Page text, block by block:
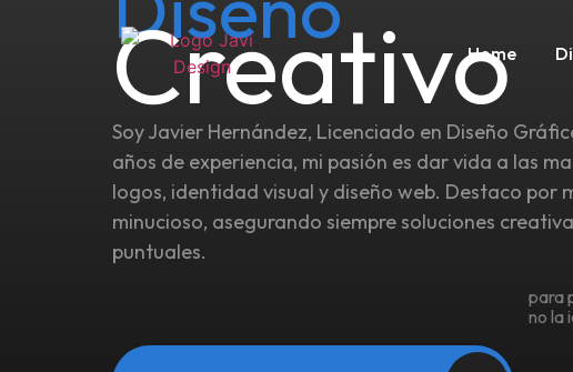
Home
Creativo
Soy Javier Hernández, Licenciado en Diseño
años de experiencia, mi pasión es dar vida a las
logos, identidad visual y diseño web. Destaco por
minucioso, asegurando siempre soluciones
puntuales.
para
no la